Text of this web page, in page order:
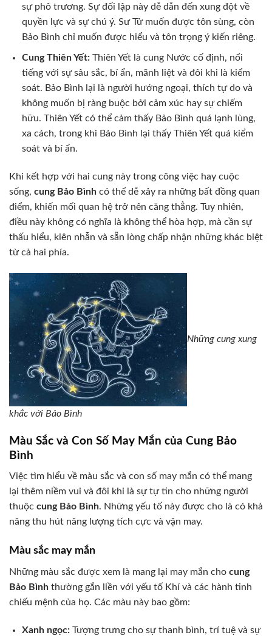
sự phô trương. Sự đối lập này dễ dẫn đến xung đột về
quyền lực và sự chú ý. Sư Tử muốn được tôn sùng, còn
Bảo Bình chỉ muốn được hiểu và tôn trọng ý kiến riêng.
Cung Thiên Yết:Thiên Yết là cung Nước cố định, nổi
tiếng với sự sâu sắc, bí ẩn, mãnh liệt và đôi khi là kiểm
soát. Bảo Bình lại là người hướng ngoại, thích tự do và
không muốn bị ràng buộc bởi cảm xúc hay sự chiếm
hữu. Thiên Yết có thể cảm thấy Bảo Bình quá lạnh lùng,
xa cách, trong khi Bảo Bình lại thấy Thiên Yết quá kiểm
soát và bí ẩn.
Khi kết hợp với hai cung này trong công việc hay cuộc
sống, cung Bảo Bình có thể dễ xảy ra những bất đồng quan
điểm, khiến mối quan hệ trở nên căng thẳng. Tuy nhiên,
điều này không có nghĩa là không thể hòa hợp, mà cần sự
thấu hiểu, kiên nhẫn và sẵn lòng chấp nhận những khác biệt
từ cả hai phía.
Những cung xung
khắc với Bảo Bình
Màu Sắc và Con Số May Mắn của Cung Bảo
Bình
Việc tìm hiểu về màu sắc và con số may mắn có thể mang
lại thêm niềm vui và đôi khi là sự tự tin cho những người
thuộc cung Bảo Bình. Những yếu tố này được cho là có khả
năng thu hút năng lượng tích cực và vận may.
Màu sắc may mắn
Những màu sắc được xem là mang lại may mắn cho cung
Bảo Bình thường gắn liền với yếu tố Khí và các hành tinh
chiếu mệnh của họ. Các màu này bao gồm:
Xanh ngọc:Tượng trưng cho sự thanh bình, trí tuệ và sự